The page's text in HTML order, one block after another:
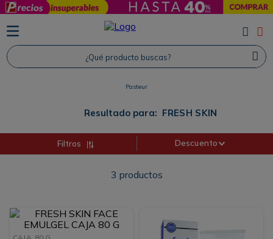
¿Qué producto buscas?
Pasteur
Resultado para: FRESH SKIN
Filtros Descuento
3 productos
TÉRMINOS MÁS BUSCADOS
1. Protector Solar
2. Proteina